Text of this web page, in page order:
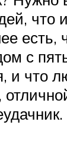
что
есть,
с
и что